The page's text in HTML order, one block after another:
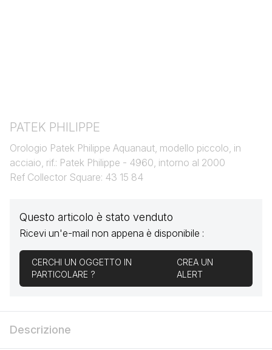
PATEK PHILIPPE
Orologio Patek Philippe Aquanaut, modello piccolo, in
acciaio, rif.: Patek Philippe - 4960, intorno al 2000
Ref Collector Square: 43 15 84
Questo articolo è stato venduto
Ricevi un'e-mail non appena è disponibile :
CERCHI UN OGGETTO IN
PARTICOLARE ?
CREA UN
ALERT
Descrizione